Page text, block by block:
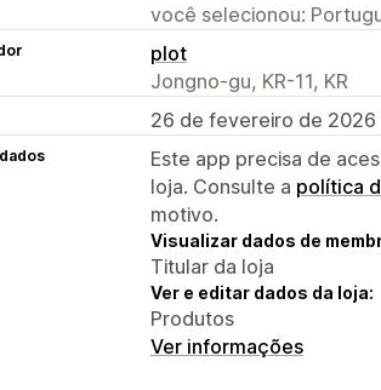
você selecionou:
plot
Jongno-gu, KR-11, KR
26 de fevereiro de 2026
Este app precisa de
loja. Consulte a política
motivo.
Visualizar dados de
Titular da loja
Ver e editar dados da loja:
Produtos
Ver informações